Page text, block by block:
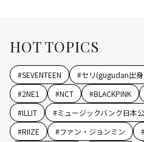
HOT TOPICS
#SEVENTEEN #セリ(gugudan出
#2NE1 #NCT #BLACKPINK
#ILLIT #ミュージックバンク日本
#RIIZE #ファン・ジョンミン